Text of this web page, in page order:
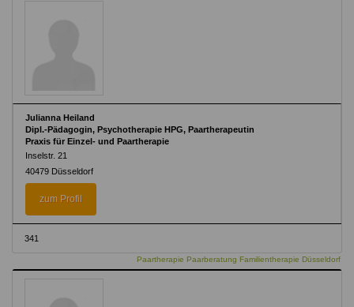
Julianna Heiland
Dipl.-Pädagogin, Psychotherapie HPG, Paartherapeutin
Praxis für Einzel- und Paartherapie
Inselstr. 21
40479 Düsseldorf
zum Profil
341
Paartherapie Paarberatung Familientherapie Düsseldorf